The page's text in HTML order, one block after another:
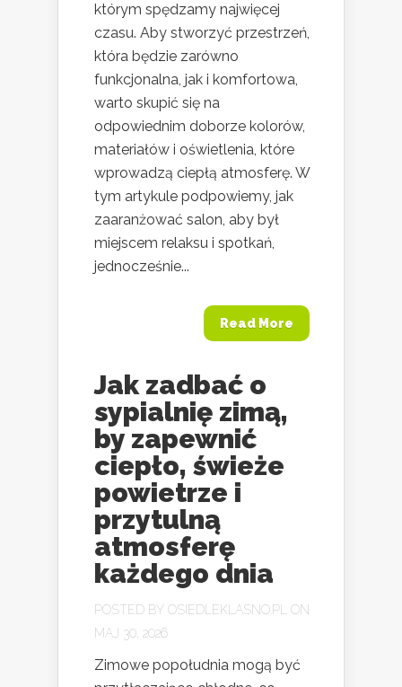
którym spędzamy najwięcej
czasu. Aby stworzyć przestrzeń,
która będzie zarówno
funkcjonalna, jak i komfortowa,
warto skupić się na
odpowiednim doborze kolorów,
materiałów i oświetlenia, które
wprowadzą ciepłą atmosferę. W
tym artykule podpowiemy, jak
zaaranżować salon, aby był
miejscem relaksu i spotkań,
jednocześnie...
Read More
Jak zadbać o
sypialnię zimą,
by zapewnić
ciepło, świeże
powietrze i
przytulną
atmosferę
każdego dnia
POSTED BY OSIEDLEKLASNO.PL ON
MAJ 30, 2026
Zimowe popołudnia mogą być